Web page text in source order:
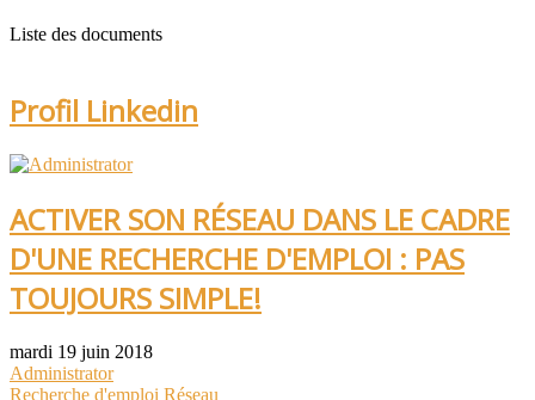
Liste des documents
Profil Linkedin
ACTIVER SON RÉSEAU DANS LE CADRE
D'UNE RECHERCHE D'EMPLOI : PAS
TOUJOURS SIMPLE!
mardi 19 juin 2018
Administrator
Recherche d'emploi Réseau